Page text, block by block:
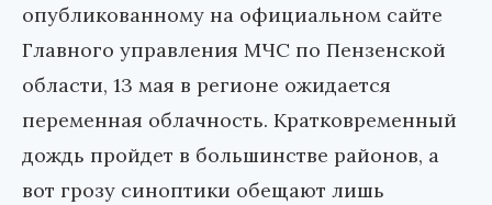
опубликованному на официальном сайте
Главного управления МЧС по Пензенской
области, 13 мая в регионе ожидается
переменная облачность. Кратковременный
дождь пройдет в большинстве районов, а
вот грозу синоптики обещают лишь